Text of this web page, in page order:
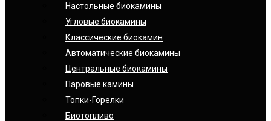
Настoльные биокамины
Угловые биокамины
Классические биокамин
Автоматические биокамины
Центральные биокамины
Паровые камины
Топки-Горелки
Биотопливо